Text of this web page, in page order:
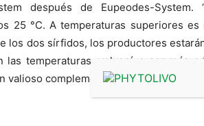
después de Eupeodes-
25 °C. A temperaturas superiores
los dos sírfidos, los productores
las temperaturas, volverá a ser más
valioso complemento”.